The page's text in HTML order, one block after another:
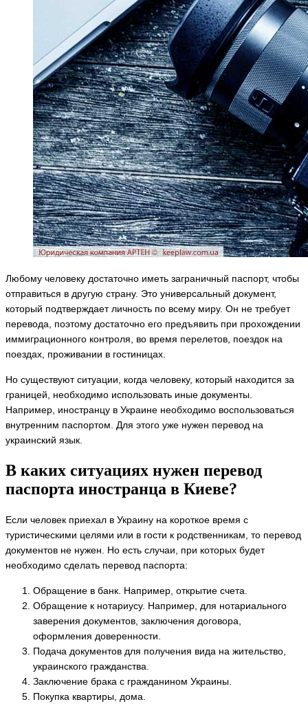
Любому человеку достаточно иметь заграничный паспорт, чтобы
отправиться в другую страну. Это универсальный документ,
который подтверждает личность по всему миру. Он не требует
перевода, поэтому достаточно его предъявить при прохождении
иммиграционного контроля, во время перелетов, поездок на
поездах, проживании в гостиницах.
Но существуют ситуации, когда человеку, который находится за
границей, необходимо использовать иные документы.
Например, иностранцу в Украине необходимо воспользоваться
внутренним паспортом. Для этого уже нужен перевод на
украинский язык.
В каких ситуациях нужен перевод
паспорта иностранца в Киеве?
Если человек приехал в Украину на короткое время с
туристическими целями или в гости к родственникам, то перевод
документов не нужен. Но есть случаи, при которых будет
необходимо сделать перевод паспорта:
Обращение в банк. Например, открытие счета.
Обращение к нотариусу. Например, для нотариального
заверения документов, заключения договора,
оформления доверенности.
Подача документов для получения вида на жительство,
украинского гражданства.
Заключение брака с гражданином Украины.
Покупка квартиры, дома.